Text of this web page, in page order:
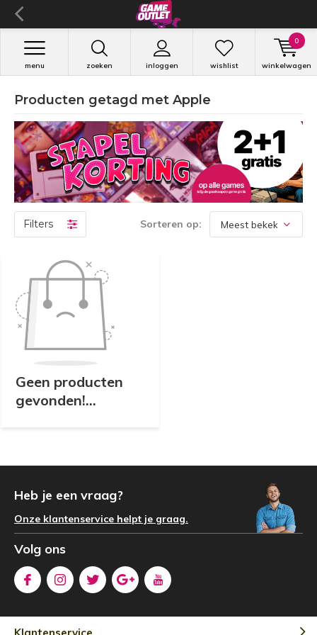
zoeken inloggen
menu wishlist winkelwagen
0
Producten getagd met Apple
Filters Sorteren op:
Geen producten
gevonden!...
Heb je een vraag?
Onze klantenservice helpt je graag.
Volg ons